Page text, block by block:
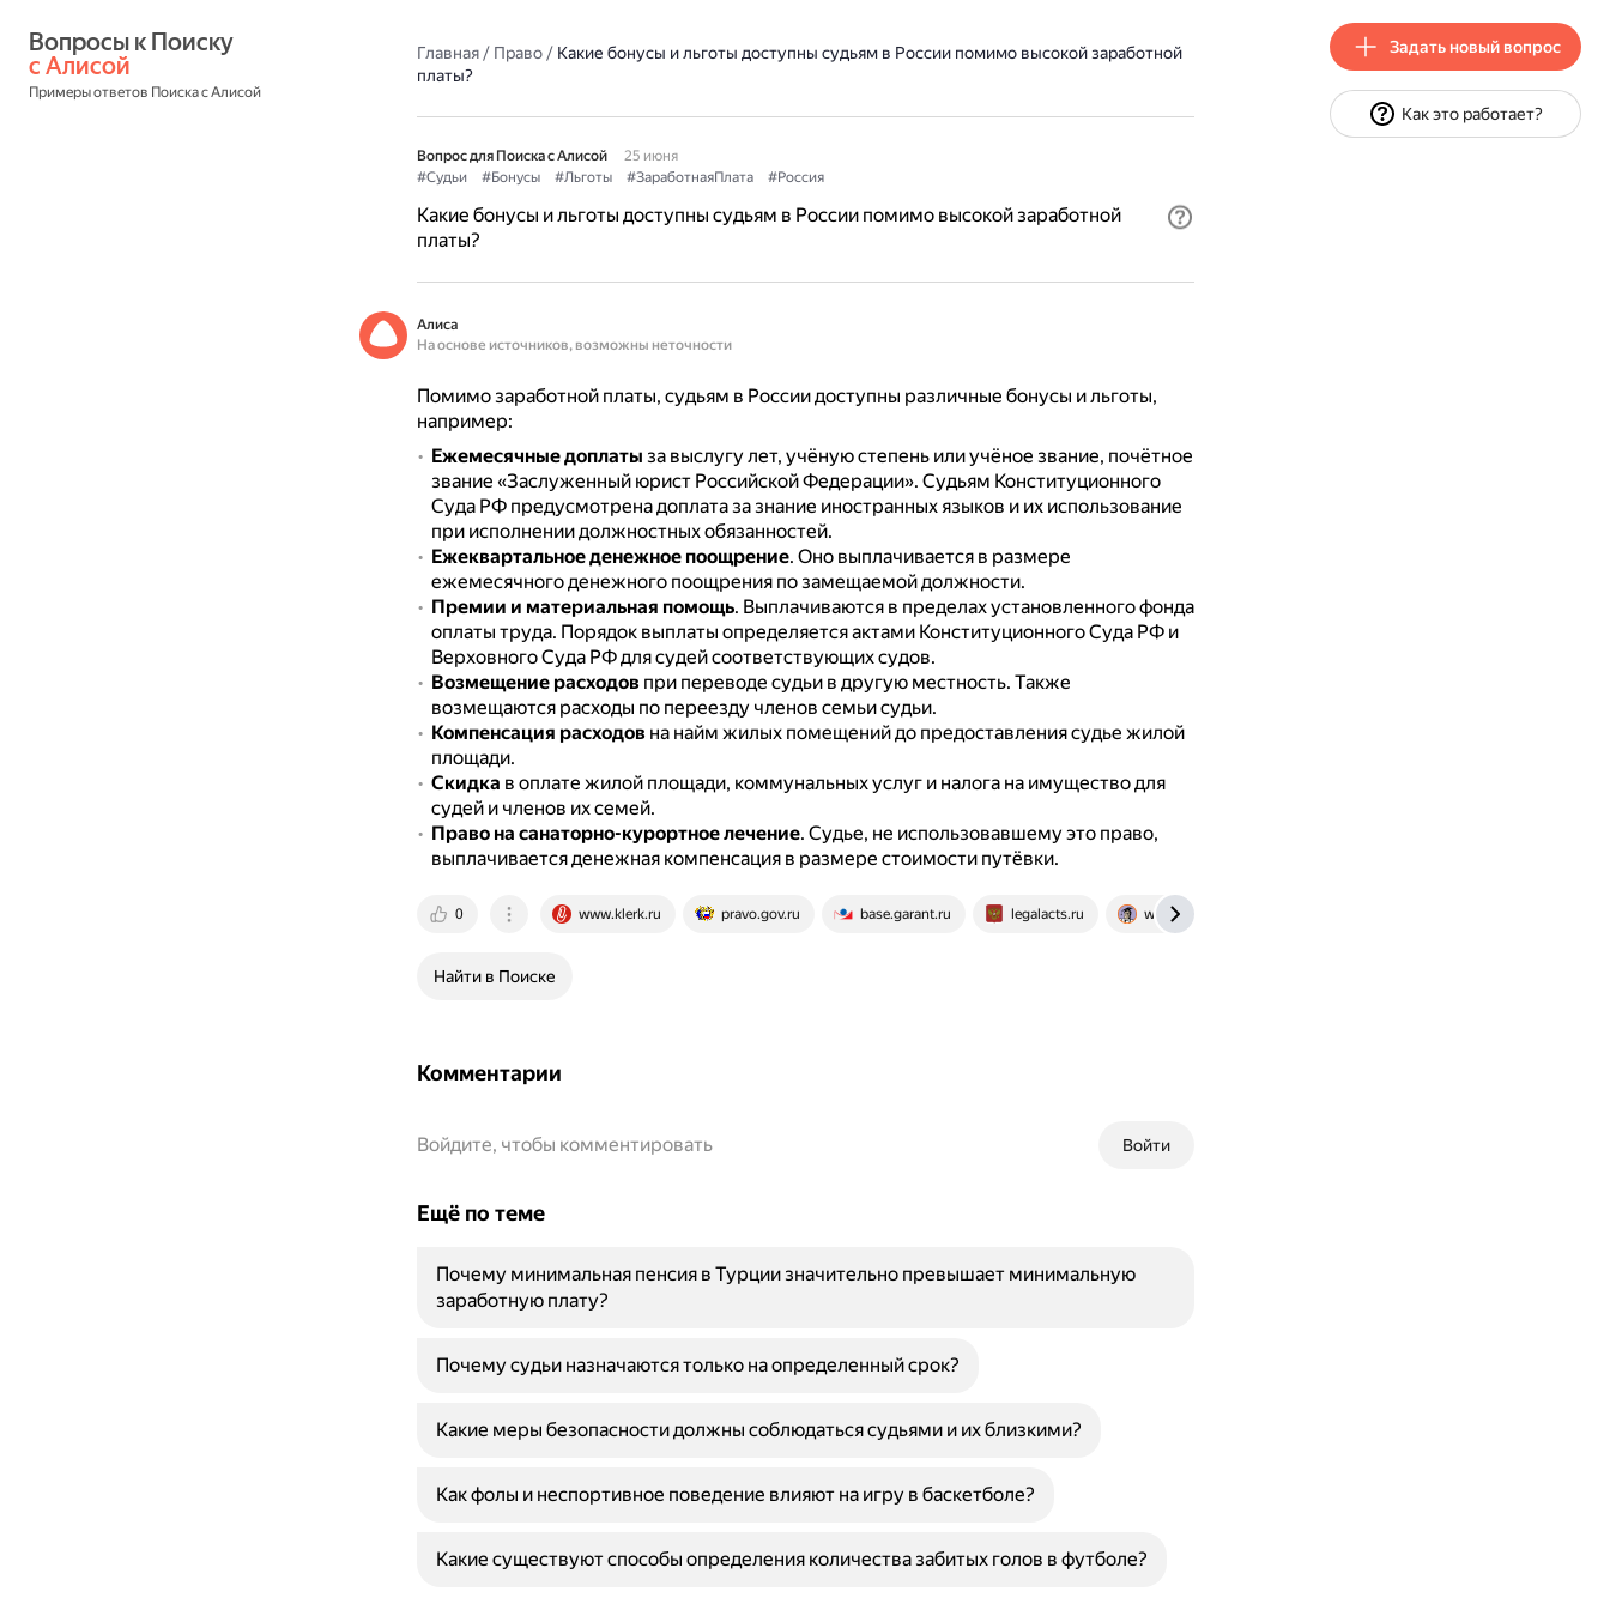
с Алисой
Примеры ответов Поиска с Алисой
Главная/ Право/ Какие бонусы и льготы доступны судьям в России помимо высокой заработной
платы?
Вопрос для Поиска с Алисой
25 июня
#Судьи
#Бонусы #Льготы #ЗаработнаяПлата #Россия
Какие бонусы и льготы доступны судьям в России помимо высокой заработной
платы?
Алиса
На основе источников, возможны неточности
Помимо заработной платы, судьям в России доступны различные бонусы и льготы,
например:
Ежемесячные доплаты за выслугу лет, учёную степень или учёное звание, почётное
звание «Заслуженный юрист Российской Федерации». Судьям Конституционного
Суда РФ предусмотрена доплата за знание иностранных языков и их использование
при исполнении должностных обязанностей.
Ежеквартальное денежное поощрение. Оно выплачивается в размере
ежемесячного денежного поощрения по замещаемой должности.
Премии и материальная помощь. Выплачиваются в пределах установленного фонда
оплаты труда. Порядок выплаты определяется актами Конституционного Суда РФ и
Верховного Суда РФ для судей соответствующих судов.
Возмещение расходовпри переводе судьи в другую местность. Также
возмещаются расходы по переезду членов семьи судьи.
Компенсация расходовна найм жилых помещений до предоставления судье жилой
площади.
Скидка в оплате жилой площади, коммунальных услуг и налога на имущество для
судей и членов их семей.
Право на санаторно-курортное лечение. Судье, не использовавшему это право,
выплачивается денежная компенсация в размере стоимости путёвки.
0 www.klerk.ru pravo.gov.ru base.garant.ru legalacts.ru www.consultant.ru
Найти в Поиске
Комментарии
Войти
Войдите, чтобы комментировать
Ещё по теме
Почему минимальная пенсия в Турции значительно превышает минимальную
заработную плату?
Почему судьи назначаются только на определенный срок?
Какие меры безопасности должны соблюдаться судьями и их близкими?
Как фолы и неспортивное поведение влияют на игру в баскетболе?
Какие существуют способы определения количества забитых голов в футболе?
Задать новый вопрос
Как это работает?